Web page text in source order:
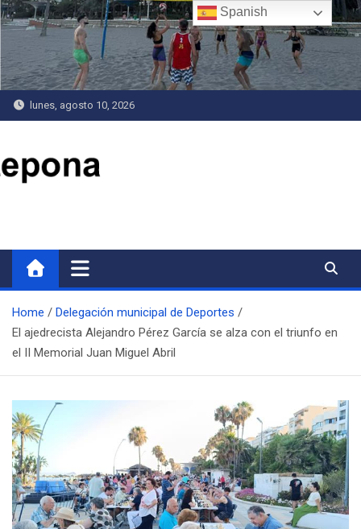
Saltar
al
contenido
lunes, agosto 10, 2026
Home
Delegación municipal de Deportes
El ajedrecista Alejandro Pérez García se alza con el triunfo en
el II Memorial Juan Miguel Abril
Spanish